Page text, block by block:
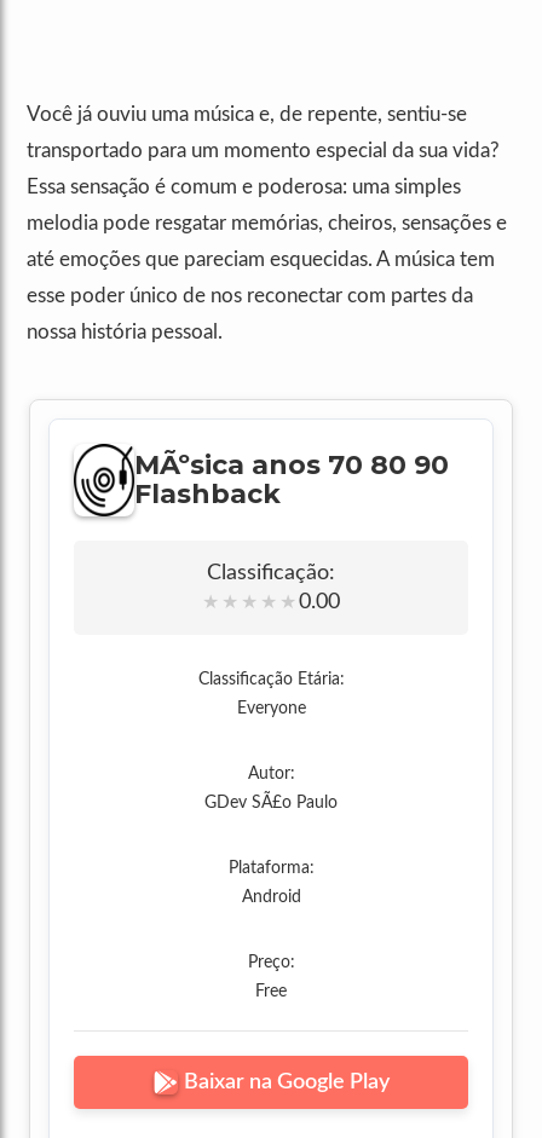
Você já ouviu uma música e, de repente, sentiu-se
transportado para um momento especial da sua vida?
Essa sensação é comum e poderosa: uma simples
melodia pode resgatar memórias, cheiros, sensações e
até emoções que pareciam esquecidas. A música tem
esse poder único de nos reconectar com partes da
nossa história pessoal.
MÃºsica anos 70 80 90
Flashback
Classificação:
★ ★ ★ ★ ★ 0.00
Classificação Etária:
Everyone
Autor:
GDev SÃ£o Paulo
Plataforma:
Android
Preço:
Free
Baixar na Google Play